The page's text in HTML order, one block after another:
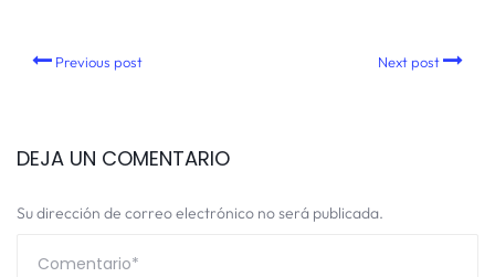
Previous post Next post
DEJA UN COMENTARIO
Su dirección de correo electrónico no será publicada.